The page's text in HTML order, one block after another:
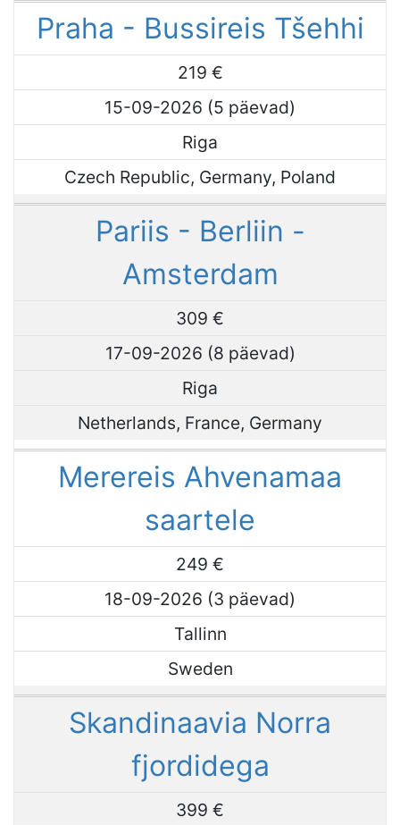
Praha - Bussireis Tšehhi
219 €
15-09-2026 (5 päevad)
Riga
Czech Republic, Germany, Poland
Pariis - Berliin -
Amsterdam
309 €
17-09-2026 (8 päevad)
Riga
Netherlands, France, Germany
Merereis Ahvenamaa
saartele
249 €
18-09-2026 (3 päevad)
Tallinn
Sweden
Skandinaavia Norra
fjordidega
399 €